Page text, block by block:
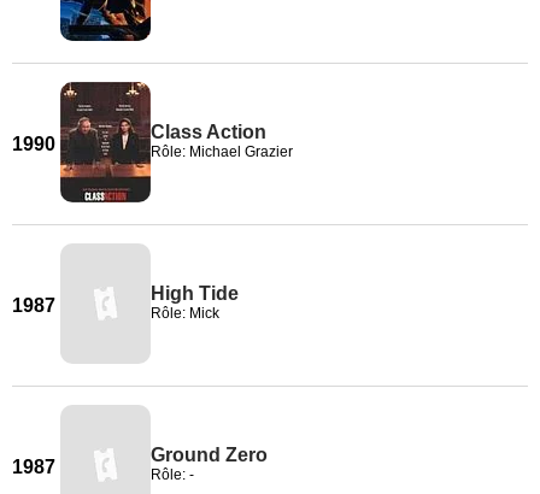
1990
Class Action
Rôle: Michael Grazier
1987
High Tide
Rôle: Mick
1987
Ground Zero
Rôle: -